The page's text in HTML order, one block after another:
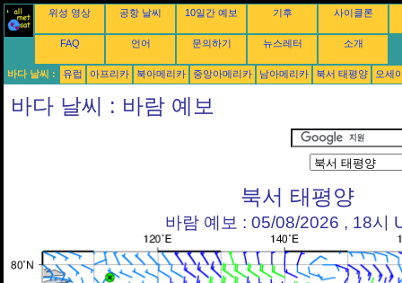
위성 영상 공항 날씨 10일간 예보 기후 사이클론
FAQ 언어 문의하기 뉴스레터 소개
바다 날씨 : 유럽 아프리카 북아메리카 중앙아메리카 남아메리카 북서 태평양 오세
바다 날씨 : 바람 예보
북서 태평양
바람 예보 : 05/08/2026 , 18시